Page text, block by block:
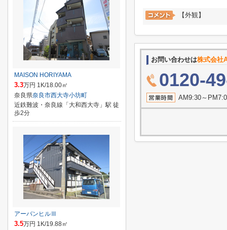
【外観】
お問い合わせは株式会社
0120-
AM9:30～
MAISON HORIYAMA
3.3万円 1K/18.00㎡
奈良県奈良市西大寺小坊町
近鉄難波・奈良線「大和西大寺」駅 徒
歩2分
アーバンヒルⅢ
3.5万円 1K/19.88㎡